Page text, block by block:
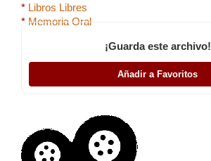
* Libros Libres
* Memoria Oral
¡Guarda este archivo!
Añadir a Favoritos